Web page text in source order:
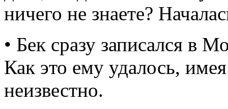
ничего не знаете?
• Бек сразу записался в
Как это ему удалось,
неизвестно.